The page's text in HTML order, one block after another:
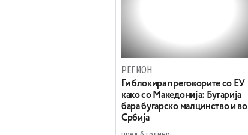
РЕГИОН
Ги блокира преговорите со ЕУ
како со Македонија: Бугарија
бара бугарско малцинство и во
Србија